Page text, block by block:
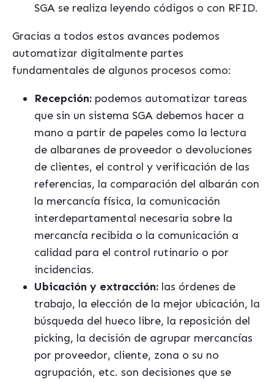
SGA se realiza leyendo códigos o con RFID.
Gracias a todos estos avances podemos
automatizar digitalmente partes
fundamentales de algunos procesos como:
Recepción: podemos automatizar tareas
que sin un sistema SGA debemos hacer a
mano a partir de papeles como la lectura
de albaranes de proveedor o devoluciones
de clientes, el control y verificación de las
referencias, la comparación del albarán con
la mercancía física, la comunicación
interdepartamental necesaria sobre la
mercancía recibida o la comunicación a
calidad para el control rutinario o por
incidencias.
Ubicación y extracción: las órdenes de
trabajo, la elección de la mejor ubicación, la
búsqueda del hueco libre, la reposición del
picking, la decisión de agrupar mercancías
por proveedor, cliente, zona o su no
agrupación, etc. son decisiones que se